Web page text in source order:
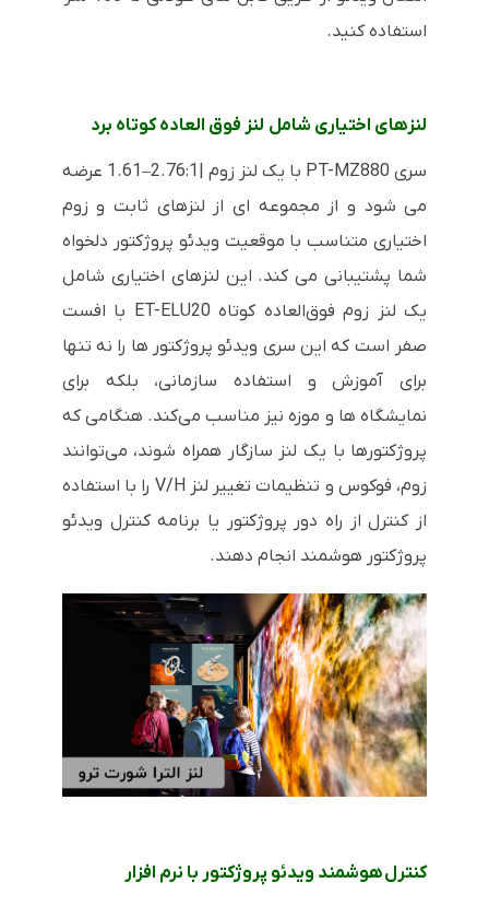
استفاده کنید.
لنزهای اختیاری شامل لنز فوق العاده کوتاه برد
سری PT-MZ880 با یک لنز زوم |2.76:1–1.61 عرضه
می شود و از مجموعه ای از لنزهای ثابت و زوم
اختیاری متناسب با موقعیت ویدئو پروژکتور دلخواه
شما پشتیبانی می کند. این لنزهای اختیاری شامل
یک لنز زوم فوق‌العاده کوتاه ET-ELU20 با افست
صفر است که این سری ویدئو پروژکتور ها را نه تنها
برای آموزش و استفاده سازمانی، بلکه برای
نمایشگاه ها و موزه نیز مناسب می‌کند. هنگامی که
پروژکتورها با یک لنز سازگار همراه شوند، می‌توانند
زوم، فوکوس و تنظیمات تغییر لنز V/H را با استفاده
از کنترل از راه دور پروژکتور یا برنامه کنترل ویدئو
پروژکتور هوشمند انجام دهند.
کنترل هوشمند ویدئو پروژکتور با نرم افزار